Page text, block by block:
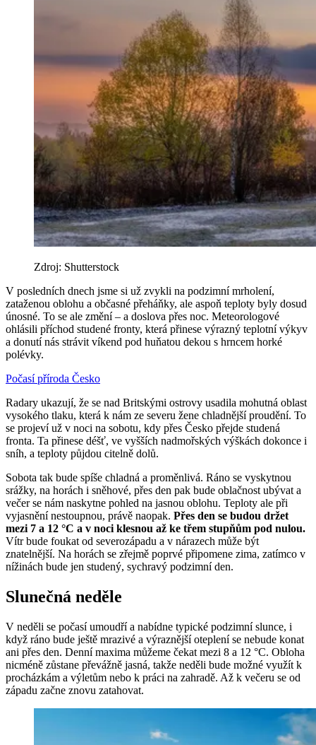
Zdroj: Shutterstock
V posledních dnech jsme si už zvykli na podzimní mrholení,
zataženou oblohu a občasné přeháňky, ale aspoň teploty byly dosud
únosné. To se ale změní – a doslova přes noc. Meteorologové
ohlásili příchod studené fronty, která přinese výrazný teplotní výkyv
a donutí nás strávit víkend pod huňatou dekou s hrncem horké
polévky.
Počasípříroda Česko
Radary ukazují, že se nad Britskými ostrovy usadila mohutná oblast
vysokého tlaku, která k nám ze severu žene chladnější proudění. To
se projeví už v noci na sobotu, kdy přes Česko přejde studená
fronta. Ta přinese déšť, ve vyšších nadmořských výškách dokonce i
sníh, a teploty půjdou citelně dolů.
Sobota tak bude spíše chladná a proměnlivá. Ráno se vyskytnou
srážky, na horách i sněhové, přes den pak bude oblačnost ubývat a
večer se nám naskytne pohled na jasnou oblohu. Teploty ale při
vyjasnění nestoupnou, právě naopak. Přes den se budou držet
mezi 7 a 12 °C a v noci klesnou až ke třem stupňům pod nulou.
Vítr bude foukat od severozápadu a v nárazech může být
znatelnější. Na horách se zřejmě poprvé připomene zima, zatímco v
nížinách bude jen studený, sychravý podzimní den.
Slunečná neděle
V neděli se počasí umoudří a nabídne typické podzimní slunce, i
když ráno bude ještě mrazivé a výraznější oteplení se nebude konat
ani přes den. Denní maxima můžeme čekat mezi 8 a 12 °C. Obloha
nicméně zůstane převážně jasná, takže neděli bude možné využít k
procházkám a výletům nebo k práci na zahradě. Až k večeru se od
západu začne znovu zatahovat.